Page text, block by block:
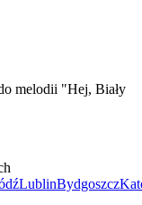
melodii "Hej, Biały
LublinBydgoszcz